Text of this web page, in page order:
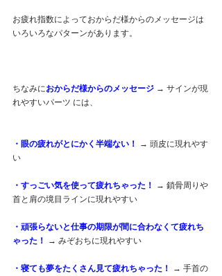
お疲れ指数によっておからだ様からのメッセージは
いろいろなパターンがあります。
ちなみにおからだ様からのメッセージ → サインが現
れやすいパーツ には、
・眼の疲れがとにかく半端ない！
→ 頭皮に現れやす
い
・すっごい気を使って疲れちゃった！
→ 鎖骨周りや
首と肩の境目ラインに現れやすい
・頑張らないと仕事の期限が間に合わなくて疲れち
ゃった！
→ みぞおちに現れやすい
・寝ても夢をたくさん見て疲れちゃった！
→ 手首の